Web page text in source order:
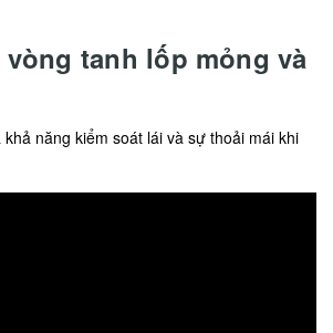
tanh lốp mỏng và
năng kiểm soát lái và sự thoải mái khi